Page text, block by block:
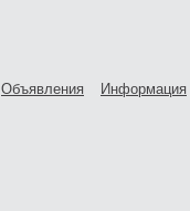
Объявления Информация